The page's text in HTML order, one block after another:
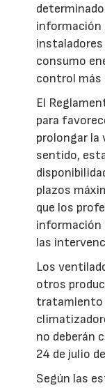
información
consumo
control más
El
para
prolongar la
sentido,
plazos
que los
información
las
Los
otros
tratamiento
no deberán
24 de julio
Según las